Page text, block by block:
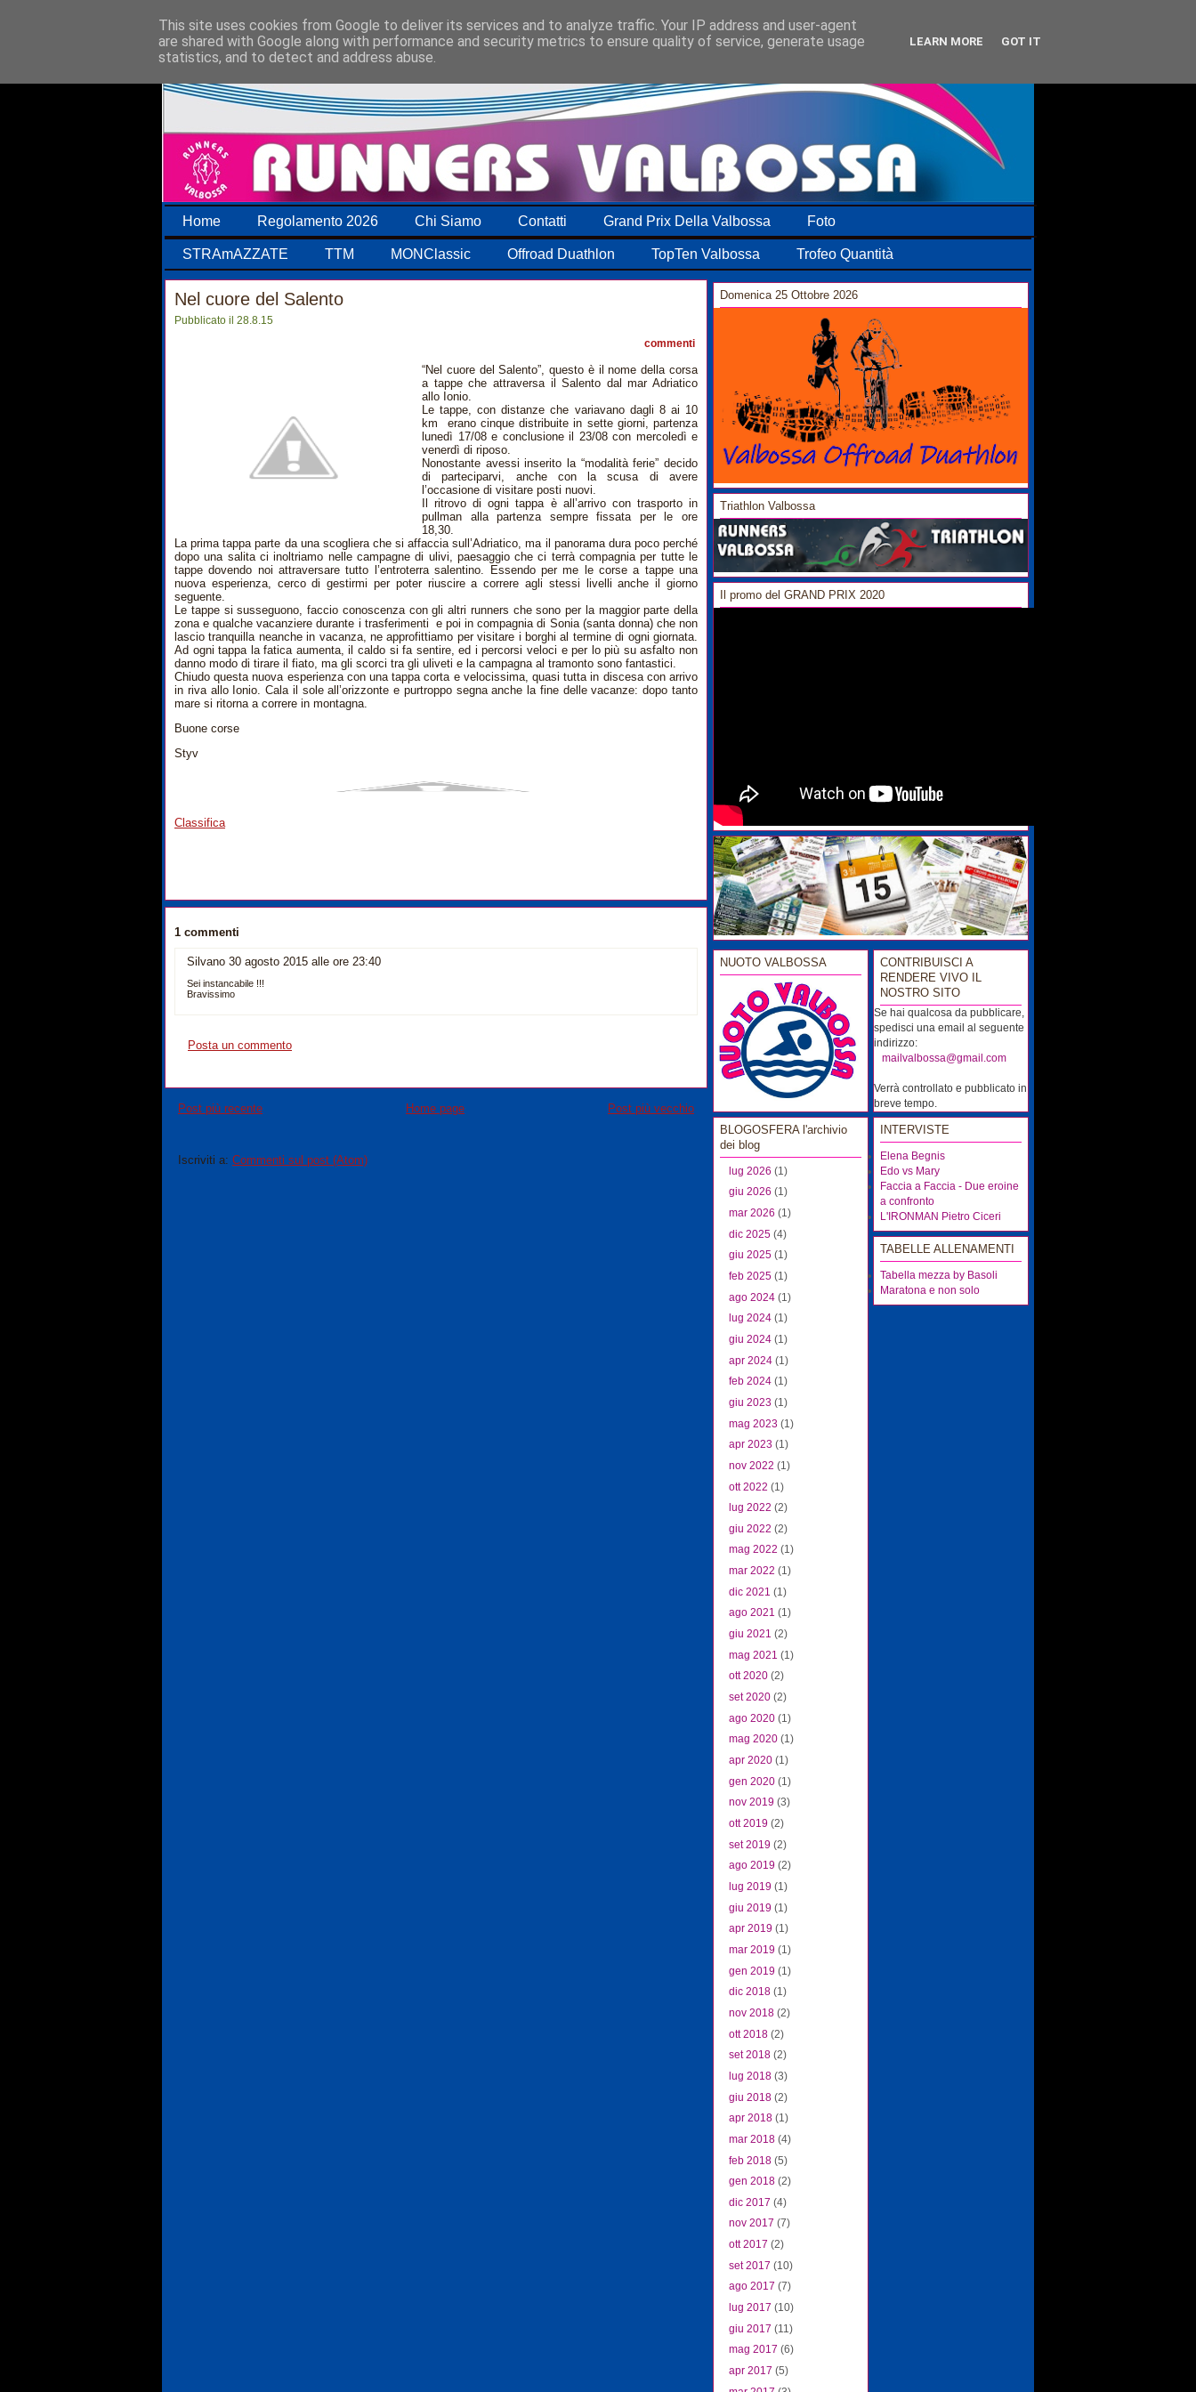
Home Regolamento 2026 Chi Siamo Contatti Grand Prix Della Valbossa Foto
STRAmAZZATE TTM MONClassic Offroad Duathlon TopTen Valbossa Trofeo Quantità
Nel cuore del Salento
Pubblicato il 28.8.15
commenti
“Nel cuore del Salento”, questo è il nome della corsa
a tappe che attraversa il Salento dal mar Adriatico
allo Ionio.
Le tappe, con distanze che variavano dagli 8 ai 10
km erano cinque distribuite in sette giorni, partenza
lunedì 17/08 e conclusione il 23/08 con mercoledì e
venerdì di riposo.
Nonostante avessi inserito la “modalità ferie” decido
di parteciparvi, anche con la scusa di avere
l’occasione di visitare posti nuovi.
Il ritrovo di ogni tappa è all’arrivo con trasporto in
pullman alla partenza sempre fissata per le ore
18,30.
La prima tappa parte da una scogliera che si affaccia sull’Adriatico, ma il panorama dura poco perché
dopo una salita ci inoltriamo nelle campagne di ulivi, paesaggio che ci terrà compagnia per tutte le
tappe dovendo noi attraversare tutto l’entroterra salentino. Essendo per me le corse a tappe una
nuova esperienza, cerco di gestirmi per poter riuscire a correre agli stessi livelli anche il giorno
seguente.
Le tappe si susseguono, faccio conoscenza con gli altri runners che sono per la maggior parte della
zona e qualche vacanziere durante i trasferimenti e poi in compagnia di Sonia (santa donna) che non
lascio tranquilla neanche in vacanza, ne approfittiamo per visitare i borghi al termine di ogni giornata.
Ad ogni tappa la fatica aumenta, il caldo si fa sentire, ed i percorsi veloci e per lo più su asfalto non
danno modo di tirare il fiato, ma gli scorci tra gli uliveti e la campagna al tramonto sono fantastici.
Chiudo questa nuova esperienza con una tappa corta e velocissima, quasi tutta in discesa con arrivo
in riva allo Ionio. Cala il sole all’orizzonte e purtroppo segna anche la fine delle vacanze: dopo tanto
mare si ritorna a correre in montagna.
Buone corse
Styv
Classifica
1 commenti
Silvano 30 agosto 2015 alle ore 23:40
Sei instancabile !!!
Bravissimo
Posta un commento
Post più recente Post più vecchio
Home page
Iscriviti a: Commenti sul post (Atom)
Domenica 25 Ottobre 2026
Triathlon Valbossa
Il promo del GRAND PRIX 2020
NUOTO VALBOSSA
BLOGOSFERA l'archivio
dei blog
lug 2026 (1)
giu 2026 (1)
mar 2026 (1)
dic 2025 (4)
giu 2025 (1)
feb 2025 (1)
ago 2024 (1)
lug 2024 (1)
giu 2024 (1)
apr 2024 (1)
feb 2024 (1)
giu 2023 (1)
mag 2023 (1)
apr 2023 (1)
nov 2022 (1)
ott 2022 (1)
lug 2022 (2)
giu 2022 (2)
mag 2022 (1)
mar 2022 (1)
dic 2021 (1)
ago 2021 (1)
giu 2021 (2)
mag 2021 (1)
ott 2020 (2)
set 2020 (2)
ago 2020 (1)
mag 2020 (1)
apr 2020 (1)
gen 2020 (1)
nov 2019 (3)
ott 2019 (2)
set 2019 (2)
ago 2019 (2)
lug 2019 (1)
giu 2019 (1)
apr 2019 (1)
mar 2019 (1)
gen 2019 (1)
dic 2018 (1)
nov 2018 (2)
ott 2018 (2)
set 2018 (2)
lug 2018 (3)
giu 2018 (2)
apr 2018 (1)
mar 2018 (4)
feb 2018 (5)
gen 2018 (2)
dic 2017 (4)
nov 2017 (7)
ott 2017 (2)
set 2017 (10)
ago 2017 (7)
lug 2017 (10)
giu 2017 (11)
mag 2017 (6)
apr 2017 (5)
CONTRIBUISCI A
RENDERE VIVO IL
NOSTRO SITO
Se hai qualcosa da pubblicare,
spedisci una email al seguente
indirizzo:
mailvalbossa@gmail.com
Verrà controllato e pubblicato in
breve tempo.
INTERVISTE
Elena Begnis
Edo vs Mary
Faccia a Faccia - Due eroine
a confronto
L'IRONMAN Pietro Ciceri
TABELLE ALLENAMENTI
Tabella mezza by Basoli
Maratona e non solo
This site uses cookies from Google to deliver its services and to analyze traffic. Your IP address and user-agent
are shared with Google along with performance and security metrics to ensure quality of service, generate usage
statistics, and to detect and address abuse.
LEARN MORE GOT IT